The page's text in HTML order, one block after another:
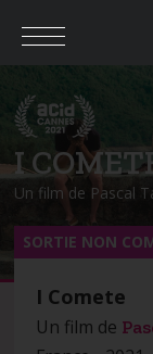
I
Un film de Pascal
I Comete
Un film de
SORTIE NON